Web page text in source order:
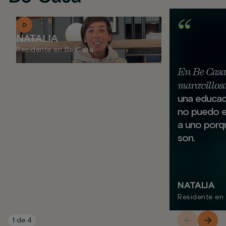
NATALIA
Residente en Be Casa
En Be
una
no puedo
a uno
son.
NATALIA
Residente en
1 de 4